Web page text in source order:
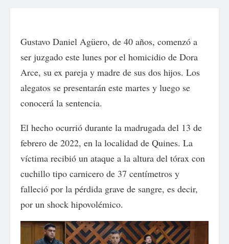
Gustavo Daniel Agüero, de 40 años, comenzó a
ser juzgado este lunes por el homicidio de Dora
Arce, su ex pareja y madre de sus dos hijos. Los
alegatos se presentarán este martes y luego se
conocerá la sentencia.
El hecho ocurrió durante la madrugada del 13 de
febrero de 2022, en la localidad de Quines. La
víctima recibió un ataque a la altura del tórax con
cuchillo tipo carnicero de 37 centímetros y
falleció por la pérdida grave de sangre, es decir,
por un shock hipovolémico.